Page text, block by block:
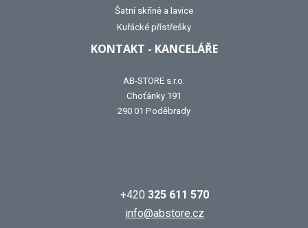
Šatní skříně a lavice
Kuřácké přístřešky
KONTAKT - KANCELÁŘE
AB-STORE s.r.o.
Choťánky 191
290 01 Poděbrady
+420 325 611 570
info@abstore.cz